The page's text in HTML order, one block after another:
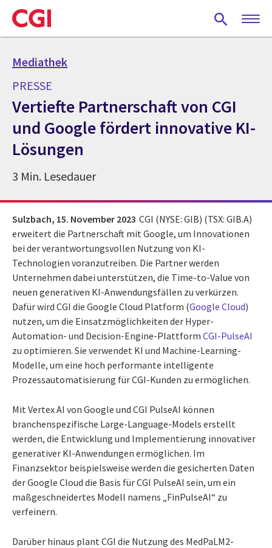
Skip
to
main
Mediathek
PRESSE
Vertiefte Partnerschaft von CGI
und Google fördert innovative KI-
Lösungen
3 Min. Lesedauer
Sulzbach, 15. November 2023 CGI (NYSE: GIB) (TSX: GIB.A)
erweitert die Partnerschaft mit Google, um Innovationen
bei der verantwortungsvollen Nutzung von KI-
Technologien voranzutreiben. Die Partner werden
Unternehmen dabei unterstützen, die Time-to-Value von
neuen generativen KI-Anwendungsfällen zu verkürzen.
Dafür wird CGI die Google Cloud Platform (Google Cloud)
nutzen, um die Einsatzmöglichkeiten der Hyper-
Automation- und Decision-Engine-Plattform CGI-PulseAI
zu optimieren. Sie verwendet KI und Machine-Learning-
Modelle, um eine hoch performante intelligente
Prozessautomatisierung für CGI-Kunden zu ermöglichen.
Mit Vertex AI von Google und CGI PulseAI können
branchenspezifische Large-Language-Models erstellt
werden, die Entwicklung und Implementierung innovativer
generativer KI-Anwendungen ermöglichen. Im
Finanzsektor beispielsweise werden die gesicherten Daten
der Google Cloud die Basis für CGI PulseAI sein, um ein
maßgeschneidertes Modell namens „FinPulseAI“ zu
verfeinern.
Darüber hinaus plant CGI die Nutzung des MedPaLM2-